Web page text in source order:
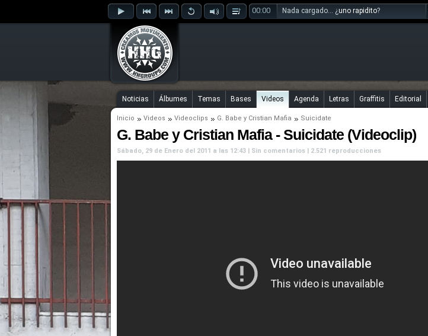
00:00 Nada cargado... ¿uno rapidito?
Noticias Álbumes Temas Bases Videos Agenda Letras Graffitis Editorial
Inicio Videos Videoclips G. Babe y Cristian Mafia Suicidate
G. Babe y Cristian Mafia - Suicidate (Videoclip)
Sábado, 29 de Enero del 2011 a las 12:43 | Sin comentarios | 2.521 reproducciones